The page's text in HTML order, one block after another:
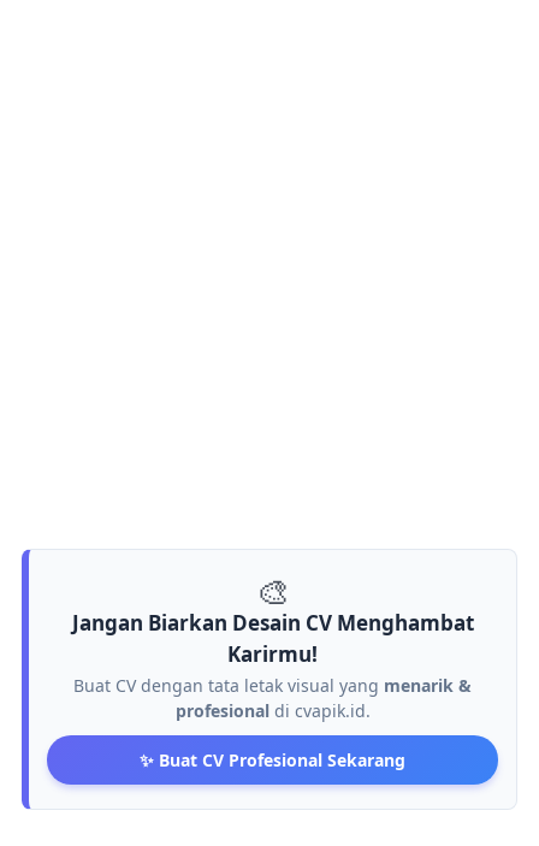
🎨
Jangan Biarkan Desain CV Menghambat
Karirmu!
Buat CV dengan tata letak visual yang menarik &
profesionaldi cvapik.id.
✨ Buat CV Profesional Sekarang